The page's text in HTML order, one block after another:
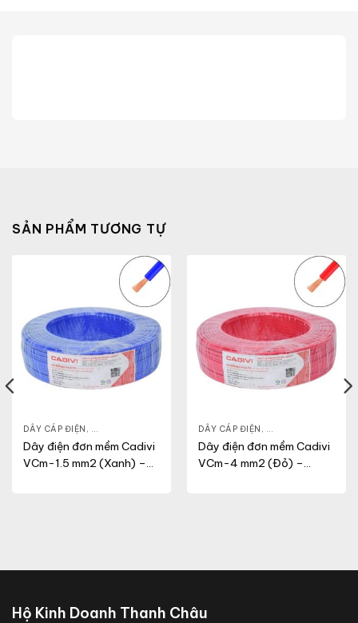
SẢN PHẨM TƯƠNG TỰ
DÂY CÁP ĐIỆN , DÂY ĐIỆN DÂN DỤNG VCM
Dây điện đơn mềm Cadivi
VCm-1.5 mm2 (Xanh) –
DÂY CÁP ĐIỆN , DÂY ĐIỆN DÂN
Dây điện đơn mềm Cadivi
VCm-4 mm2 (Đỏ) –
Hộ Kinh Doanh Thanh Châu